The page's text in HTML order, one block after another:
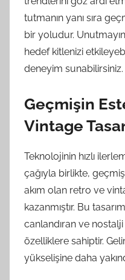
tutmanın yanı sıra
bir yoludur.
hedef kitlenizi
deneyim sunabilirsiniz.
Geçmişin
Vintage
Teknolojinin hızlı
çağıyla birlikte,
akım olan retro ve
kazanmıştır. Bu
canlandıran ve
özelliklere sahiptir.
yükselişine daha